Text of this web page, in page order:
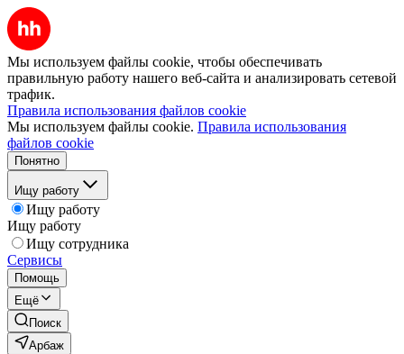
Мы используем файлы cookie, чтобы обеспечивать
правильную работу нашего веб-сайта и анализировать сетевой
трафик.
Правила использования файлов cookie
Мы используем файлы cookie. Правила использования
файлов cookie
Понятно
Ищу работу
Ищу работу
Ищу работу
Ищу сотрудника
Сервисы
Помощь
Ещё
Поиск
Арбаж